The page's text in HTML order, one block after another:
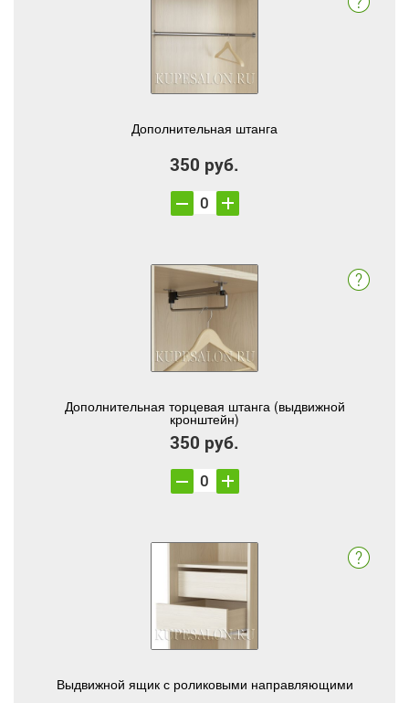
Дополнительная штанга
350 руб.
Дополнительная торцевая штанга (выдвижной
кронштейн)
350 руб.
Выдвижной ящик с роликовыми направляющими